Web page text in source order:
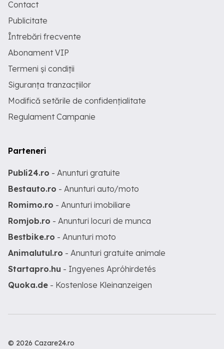
Contact
Publicitate
Întrebări frecvente
Abonament VIP
Termeni și condiții
Siguranța tranzacțiilor
Modifică setările de confidențialitate
Regulament Campanie
Parteneri
Publi24.ro - Anunturi gratuite
Bestauto.ro - Anunturi auto/moto
Romimo.ro - Anunturi imobiliare
Romjob.ro - Anunturi locuri de munca
Bestbike.ro - Anunturi moto
Animalutul.ro - Anunturi gratuite animale
Startapro.hu - Ingyenes Apróhirdetés
Quoka.de - Kostenlose Kleinanzeigen
© 2026 Cazare24.ro